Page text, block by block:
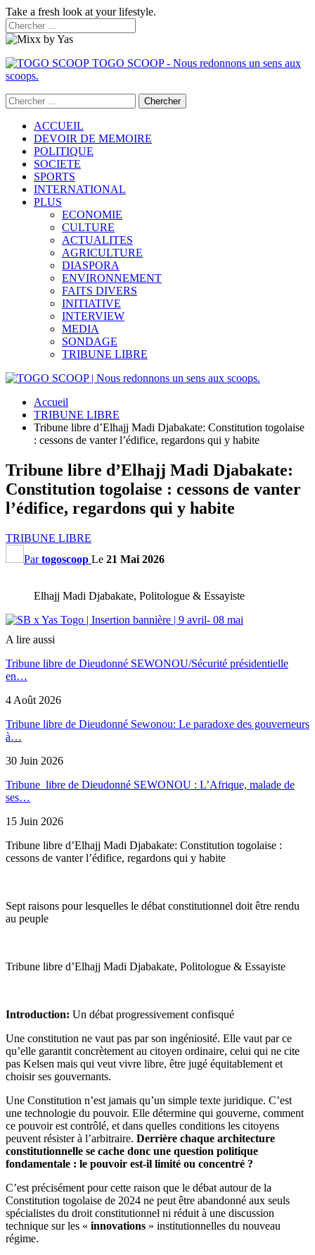
Take a fresh look at your lifestyle.
TOGO SCOOP - Nous redonnons un sens aux
scoops.
ACCUEIL
DEVOIR DE MEMOIRE
POLITIQUE
SOCIETE
SPORTS
INTERNATIONAL
PLUS
ECONOMIE
CULTURE
ACTUALITES
AGRICULTURE
DIASPORA
ENVIRONNEMENT
FAITS DIVERS
INITIATIVE
INTERVIEW
MEDIA
SONDAGE
TRIBUNE LIBRE
Accueil
TRIBUNE LIBRE
Tribune libre d’Elhajj Madi Djabakate: Constitution togolaise
: cessons de vanter l’édifice, regardons qui y habite
Tribune libre d’Elhajj Madi Djabakate:
Constitution togolaise : cessons de vanter
l’édifice, regardons qui y habite
TRIBUNE LIBRE
Partogoscoop Le 21 Mai 2026
Elhajj Madi Djabakate, Politologue & Essayiste
A lire aussi
Tribune libre de Dieudonné SEWONOU/Sécurité présidentielle
en…
4 Août 2026
Tribune libre de Dieudonné Sewonou: Le paradoxe des gouverneurs
à…
30 Juin 2026
Tribune libre de Dieudonné SEWONOU : L’Afrique, malade de
ses…
15 Juin 2026
Tribune libre d’Elhajj Madi Djabakate: Constitution togolaise :
cessons de vanter l’édifice, regardons qui y habite
Sept raisons pour lesquelles le débat constitutionnel doit être rendu
au peuple
Tribune libre d’Elhajj Madi Djabakate, Politologue & Essayiste
Introduction: Un débat progressivement confisqué
Une constitution ne vaut pas par son ingéniosité. Elle vaut par ce
qu’elle garantit concrètement au citoyen ordinaire, celui qui ne cite
pas Kelsen mais qui veut vivre libre, être jugé équitablement et
choisir ses gouvernants.
Une Constitution n’est jamais qu’un simple texte juridique. C’est
une technologie du pouvoir. Elle détermine qui gouverne, comment
ce pouvoir est contrôlé, et dans quelles conditions les citoyens
peuvent résister à l’arbitraire. Derrière chaque architecture
constitutionnelle se cache donc une question politique
fondamentale : le pouvoir est-il limité ou concentré ?
C’est précisément pour cette raison que le débat autour de la
Constitution togolaise de 2024 ne peut être abandonné aux seuls
spécialistes du droit constitutionnel ni réduit à une discussion
technique sur les « innovations » institutionnelles du nouveau
régime.